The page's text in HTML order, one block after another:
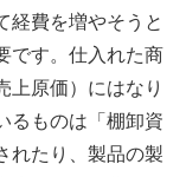
経費を増やそうと
です。仕入れた商
上原価）にはなり
るものは「棚卸資
れたり、製品の製